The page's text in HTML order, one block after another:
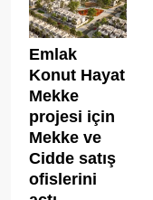
Emlak
Konut Hayat
Mekke
projesi için
Mekke ve
Cidde satış
ofislerini